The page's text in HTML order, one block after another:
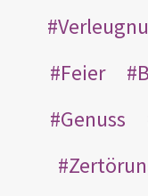
Feier
Genuss